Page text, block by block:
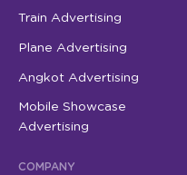
Train Advertising
Plane Advertising
Angkot Advertising
Mobile Showcase
Advertising
COMPANY